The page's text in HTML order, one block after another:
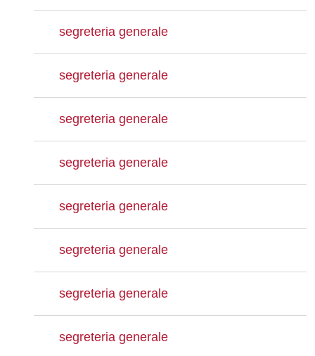
segreteria generale
segreteria generale
segreteria generale
segreteria generale
segreteria generale
segreteria generale
segreteria generale
segreteria generale